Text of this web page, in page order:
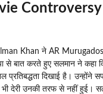
Controversy
Khan ने AR
से बात करते हुए सलमान ने कहा
प्रतिबद्धता दिखाई है। उन्होंने
देरी उनकी तरफ से नहीं हुई।